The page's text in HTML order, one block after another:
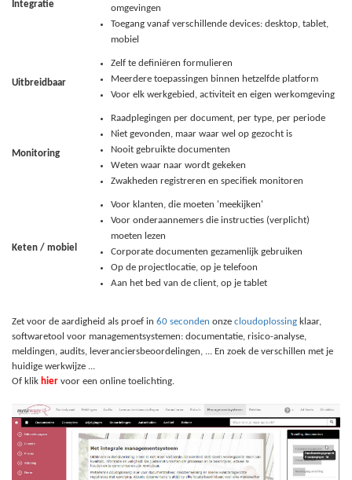
Integratie
omgevingen
Toegang vanaf verschillende devices: desktop, tablet,
mobiel
Uitbreidbaar
Zelf te definiëren formulieren
Meerdere toepassingen binnen hetzelfde platform
Voor elk werkgebied, activiteit en eigen werkomgeving
Monitoring
Raadplegingen per document, per type, per periode
Niet gevonden, maar waar wel op gezocht is
Nooit gebruikte documenten
Weten waar naar wordt gekeken
Zwakheden registreren en specifiek monitoren
Keten / mobiel
Voor klanten, die moeten 'meekijken'
Voor onderaannemers die instructies (verplicht)
moeten lezen
Corporate documenten gezamenlijk gebruiken
Op de projectlocatie, op je telefoon
Aan het bed van de client, op je tablet
Zet voor de aardigheid als proef in 60 seconden onze cloudoplossing klaar,
softwaretool voor managementsystemen: documentatie, risico-analyse,
meldingen, audits, leveranciersbeoordelingen, ... En zoek de verschillen met je
huidige werkwijze ...
Of klik hier voor een online toelichting.